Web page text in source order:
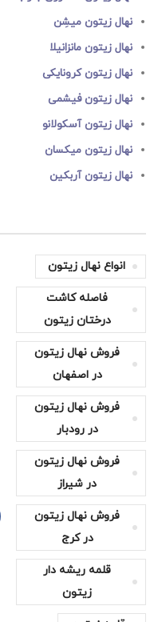
نهال زیتون میشِن
نهال زیتون مانزانیلا
نهال زیتون کرونایکی
نهال زیتون فیشمی
نهال زیتون آسکولانو
نهال زیتون میکسان
نهال زیتون آربکین
انواع نهال زیتون
فاصله کاشت
درختان زیتون
فروش نهال زیتون
در اصفهان
فروش نهال زیتون
در رودبار
فروش نهال زیتون
در شیراز
فروش نهال زیتون
در کرج
قلمه ریشه دار
زیتون